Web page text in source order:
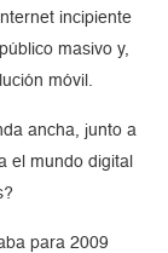
incipiente
masivo y,
móvil.
ancha, junto a
el mundo digital
para 2009